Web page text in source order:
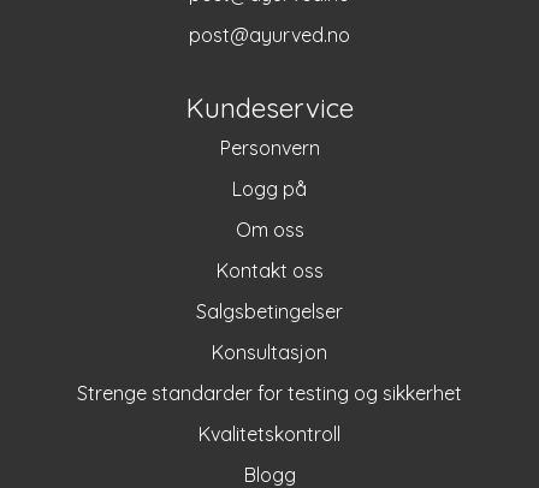
post@ayurved.no
Kundeservice
Personvern
Logg på
Om oss
Kontakt oss
Salgsbetingelser
Konsultasjon
Strenge standarder for testing og sikkerhet
Kvalitetskontroll
Blogg